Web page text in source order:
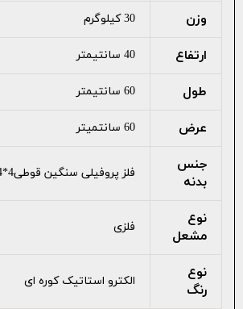
وزن 30 کیلوگرم
ارتفاع 40 سانتیمتر
طول 60 سانتیمتر
عرض 60 سانتمیتر
جنس
بدنه
فلز پروفیلی سنگین قوطی4*4
نوع
مشعل
فلزی
نوع
رنگ
الکترو استاتیک کوره ای